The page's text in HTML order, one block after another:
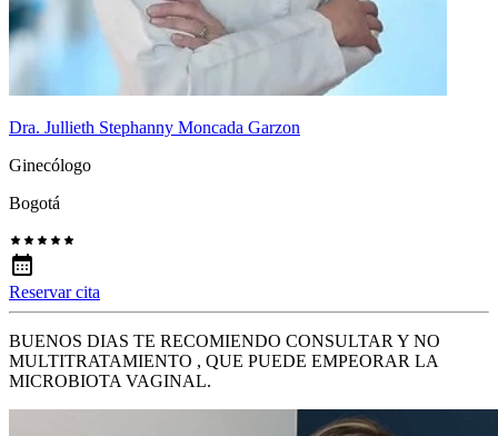
Dra. Jullieth Stephanny Moncada Garzon
Ginecólogo
Bogotá
Reservar cita
BUENOS DIAS TE RECOMIENDO CONSULTAR Y NO
MULTITRATAMIENTO , QUE PUEDE EMPEORAR LA
MICROBIOTA VAGINAL.